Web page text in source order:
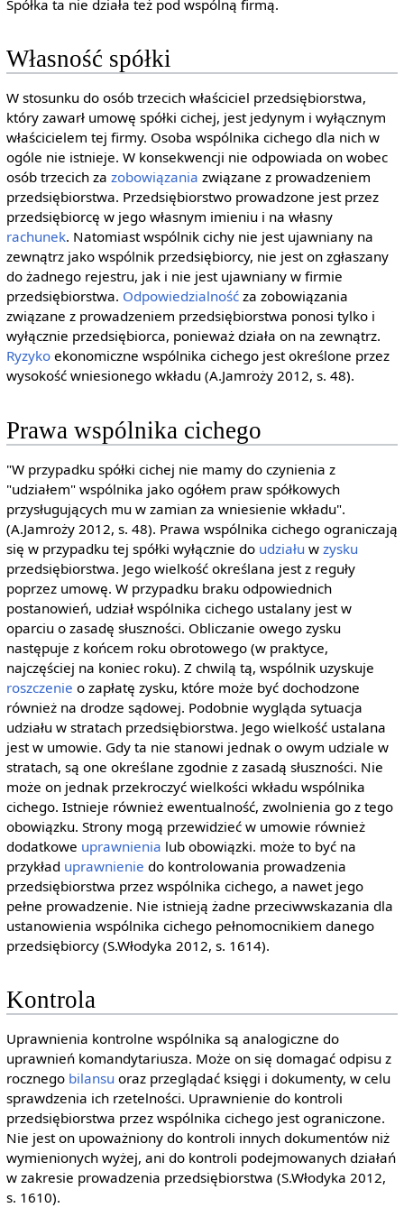
Spółka ta nie działa też pod wspólną firmą.
Własność spółki
W stosunku do osób trzecich właściciel przedsiębiorstwa,
który zawarł umowę spółki cichej, jest jedynym i wyłącznym
właścicielem tej firmy. Osoba wspólnika cichego dla nich w
ogóle nie istnieje. W konsekwencji nie odpowiada on wobec
osób trzecich za zobowiązania związane z prowadzeniem
przedsiębiorstwa. Przedsiębiorstwo prowadzone jest przez
przedsiębiorcę w jego własnym imieniu i na własny
rachunek. Natomiast wspólnik cichy nie jest ujawniany na
zewnątrz jako wspólnik przedsiębiorcy, nie jest on zgłaszany
do żadnego rejestru, jak i nie jest ujawniany w firmie
przedsiębiorstwa. Odpowiedzialnośćza zobowiązania
związane z prowadzeniem przedsiębiorstwa ponosi tylko i
wyłącznie przedsiębiorca, ponieważ działa on na zewnątrz.
Ryzykoekonomiczne wspólnika cichego jest określone przez
wysokość wniesionego wkładu (A.Jamroży 2012, s. 48).
Prawa wspólnika cichego
"W przypadku spółki cichej nie mamy do czynienia z
"udziałem" wspólnika jako ogółem praw spółkowych
przysługujących mu w zamian za wniesienie wkładu".
(A.Jamroży 2012, s. 48). Prawa wspólnika cichego ograniczają
się w przypadku tej spółki wyłącznie do udziału w zysku
przedsiębiorstwa. Jego wielkość określana jest z reguły
poprzez umowę. W przypadku braku odpowiednich
postanowień, udział wspólnika cichego ustalany jest w
oparciu o zasadę słuszności. Obliczanie owego zysku
następuje z końcem roku obrotowego (w praktyce,
najczęściej na koniec roku). Z chwilą tą, wspólnik uzyskuje
roszczenie o zapłatę zysku, które może być dochodzone
również na drodze sądowej. Podobnie wygląda sytuacja
udziału w stratach przedsiębiorstwa. Jego wielkość ustalana
jest w umowie. Gdy ta nie stanowi jednak o owym udziale w
stratach, są one określane zgodnie z zasadą słuszności. Nie
może on jednak przekroczyć wielkości wkładu wspólnika
cichego. Istnieje również ewentualność, zwolnienia go z tego
obowiązku. Strony mogą przewidzieć w umowie również
dodatkowe uprawnienia lub obowiązki. może to być na
przykład uprawnienie do kontrolowania prowadzenia
przedsiębiorstwa przez wspólnika cichego, a nawet jego
pełne prowadzenie. Nie istnieją żadne przeciwwskazania dla
ustanowienia wspólnika cichego pełnomocnikiem danego
przedsiębiorcy (S.Włodyka 2012, s. 1614).
Kontrola
Uprawnienia kontrolne wspólnika są analogiczne do
uprawnień komandytariusza. Może on się domagać odpisu z
rocznego bilansu oraz przeglądać księgi i dokumenty, w celu
sprawdzenia ich rzetelności. Uprawnienie do kontroli
przedsiębiorstwa przez wspólnika cichego jest ograniczone.
Nie jest on upoważniony do kontroli innych dokumentów niż
wymienionych wyżej, ani do kontroli podejmowanych działań
w zakresie prowadzenia przedsiębiorstwa (S.Włodyka 2012,
s. 1610).